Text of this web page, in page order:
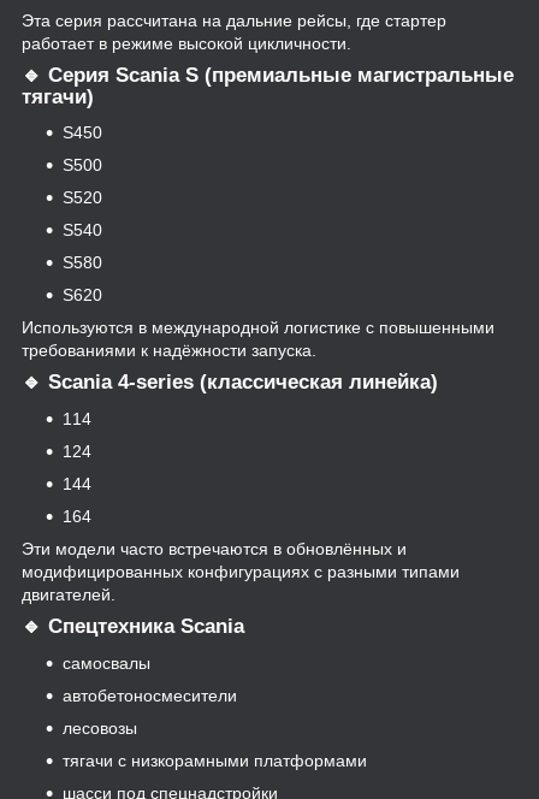
Эта серия рассчитана на дальние рейсы, где стартер
работает в режиме высокой цикличности.
🔹 Серия Scania S (премиальные магистральные
тягачи)
S450
S500
S520
S540
S580
S620
Используются в международной логистике с повышенными
требованиями к надёжности запуска.
🔹 Scania 4-series (классическая линейка)
114
124
144
164
Эти модели часто встречаются в обновлённых и
модифицированных конфигурациях с разными типами
двигателей.
🔹 Спецтехника Scania
самосвалы
автобетоносмесители
лесовозы
тягачи с низкорамными платформами
шасси под спецнадстройки